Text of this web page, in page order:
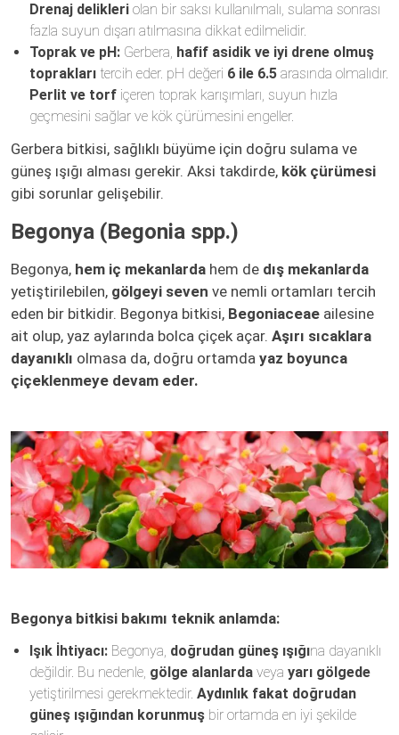
Drenaj delikleriolan bir saksı kullanılmalı, sulama sonrası
fazla suyun dışarı atılmasına dikkat edilmelidir.
Toprak ve pH:Gerbera, hafif asidik ve iyi drene olmuş
topraklarıtercih eder. pH değeri 6 ile 6.5arasında olmalıdır.
Perlit ve torfiçeren toprak karışımları, suyun hızla
geçmesini sağlar ve kök çürümesini engeller.
Gerbera bitkisi, sağlıklı büyüme için doğru sulama ve
güneş ışığı alması gerekir. Aksi takdirde, kök çürümesi
gibi sorunlar gelişebilir.
Begonya (Begonia spp.)
Begonya, hem iç mekanlarda hem de dış mekanlarda
yetiştirilebilen, gölgeyi seven ve nemli ortamları tercih
eden bir bitkidir. Begonya bitkisi, Begoniaceae ailesine
ait olup, yaz aylarında bolca çiçek açar. Aşırı sıcaklara
dayanıklı olmasa da, doğru ortamda yaz boyunca
çiçeklenmeye devam eder.
Begonya bitkisi bakımı teknik anlamda:
Işık İhtiyacı:Begonya, doğrudan güneş ışığına dayanıklı
değildir. Bu nedenle, gölge alanlardaveya yarı gölgede
yetiştirilmesi gerekmektedir. Aydınlık fakat doğrudan
güneş ışığından korunmuşbir ortamda en iyi şekilde